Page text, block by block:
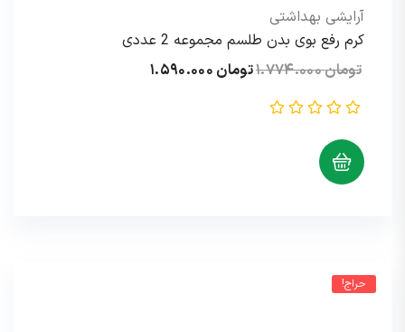
آرایشی بهداشتی
کرم رفع بوی بدن طلسم مجموعه 2 عددی
تومان۱.۷۷۴.۰۰۰ قیمت
اصلی:
تومان قیمت
حراج!